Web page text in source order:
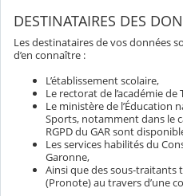
DESTINATAIRES DES
Les destinataires de vos données
d’en connaître :
L’établissement scolaire,
Le rectorat de l’académie de
Le ministère de l’Éducation
Sports, notamment dans le
RGPD du GAR sont
Les services habilités du
Garonne,
Ainsi que des sous-traitants
(Pronote) au travers d’une